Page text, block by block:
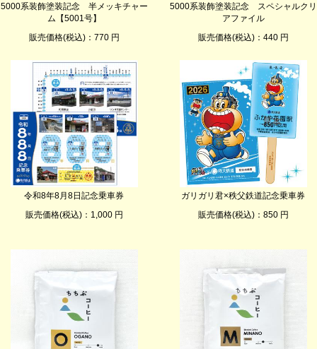
5000系装飾塗装記念 半メッキチャー
ム【5001号】
販売価格(税込)：770 円
5000系装飾塗装記念 スペシャルクリ
アファイル
販売価格(税込)：440 円
令和8年8月8日記念乗車券
販売価格(税込)：1,000 円
ガリガリ君×秩父鉄道記念乗車券
販売価格(税込)：850 円